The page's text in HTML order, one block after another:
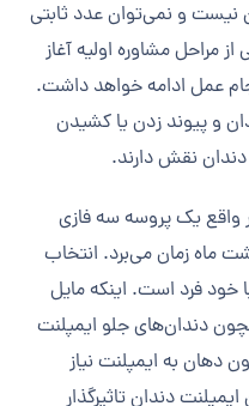
نیست و نمی‌توان عدد ثابتی
از مراحل مشاوره اولیه آغاز
عمل ادامه خواهد داشت.
و پیوند زدن یا کشیدن
نقش دارند.
واقع یک پروسه سه فازی
ماه زمان می‌برد. انتخاب
خود فرد است‌. اینکه مایل
دندان‌های جلو ایمپلنت
دهان به ایمپلنت نیاز
دندان تاثیرگذار